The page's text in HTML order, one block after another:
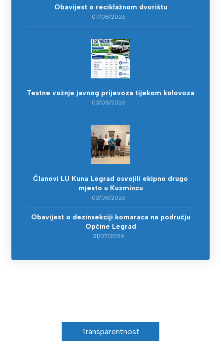
Obavijest o reciklažnom dvorištu
07/08/2026
Testne vožnje javnog prijevoza tijekom kolovoza
03/08/2026
Članovi LU Kuna Legrad osvojili ekipno drugo
mjesto u Kuzmincu
03/08/2026
Obavijest o dezinsekciji komaraca na području
Općine Legrad
31/07/2026
Transparentnost